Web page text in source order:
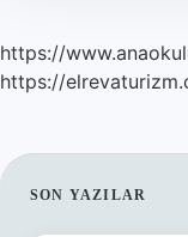
https://
https://
SON YAZILAR